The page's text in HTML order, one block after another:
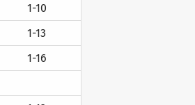
1-10
1-13
1-16